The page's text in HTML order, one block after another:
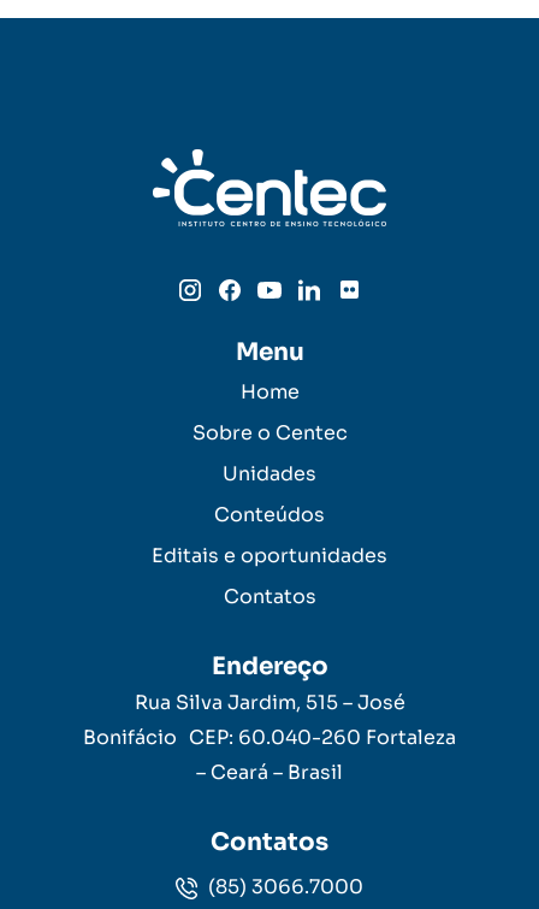
Menu
Home
Sobre o Centec
Unidades
Conteúdos
Editais e oportunidades
Contatos
Endereço
Rua Silva Jardim, 515 – José
Bonifácio CEP: 60.040-260 Fortaleza
– Ceará – Brasil
Contatos
(85) 3066.7000